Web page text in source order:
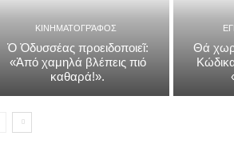
ΚΙΝΗΜΑΤΟΓΡΆΦΟΣ
Ὁ Ὀδυσσέας προειδοποιεῖ:
«Ἀπό χαμηλά βλέπεις πιό
καθαρά!».
Θά